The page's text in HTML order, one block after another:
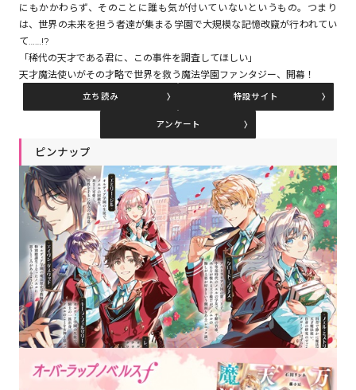
コミックエッセイ
閉じる
にもかかわらず、そのことに誰も気が付いていないというもの。つまり
は、世界の未来を担う者達が集まる学園で大規模な記憶改竄が行われてい
て……!?
「稀代の天才である君に、この事件を調査してほしい」
天才魔法使いがその才略で世界を救う魔法学園ファンタジー、開幕！
立ち読み 特設サイト
アンケート
ピンナップ